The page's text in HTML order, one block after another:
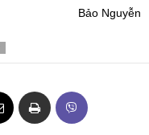
Bảo Nguyễn